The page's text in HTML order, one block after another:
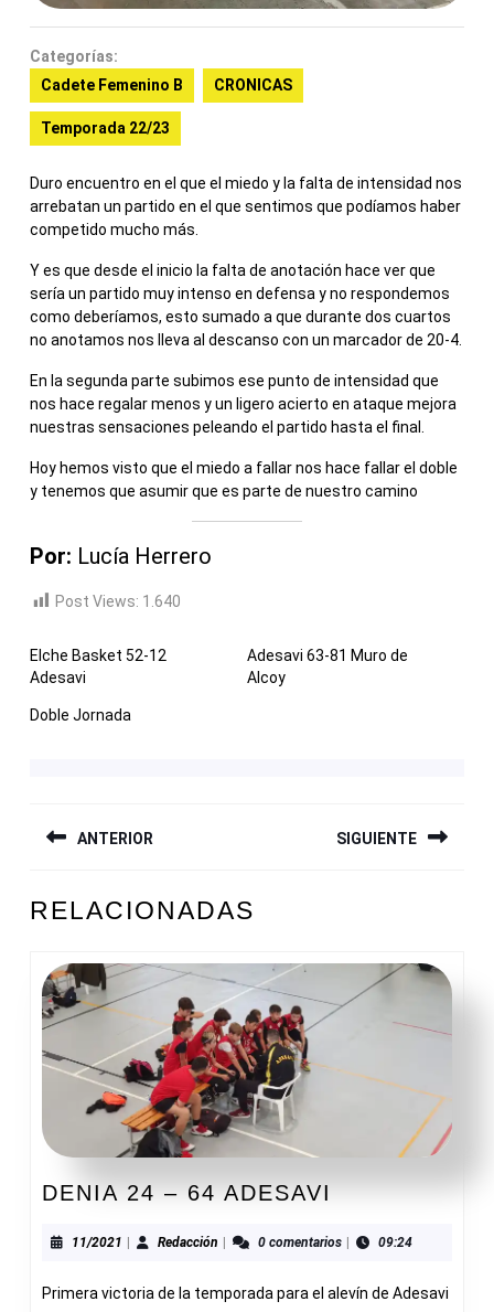
Categorías:
Cadete Femenino B
CRONICAS
Temporada 22/23
Duro encuentro en el que el miedo y la falta de intensidad nos
arrebatan un partido en el que sentimos que podíamos haber
competido mucho más.
Y es que desde el inicio la falta de anotación hace ver que
sería un partido muy intenso en defensa y no respondemos
como deberíamos, esto sumado a que durante dos cuartos
no anotamos nos lleva al descanso con un marcador de 20-4.
En la segunda parte subimos ese punto de intensidad que
nos hace regalar menos y un ligero acierto en ataque mejora
nuestras sensaciones peleando el partido hasta el final.
Hoy hemos visto que el miedo a fallar nos hace fallar el doble
y tenemos que asumir que es parte de nuestro camino
Por: Lucía Herrero
Post Views: 1.640
Elche Basket 52-12
Adesavi
Adesavi 63-81 Muro de
Alcoy
Doble Jornada
DE
ANTERIOR
anterior:
SIGUIENTE
entrada:
RELACIONADAS
DENIA 24 – 64 ADESAVI
–
ADESAVI
11/2021 11/2021Redacción Redacción0 comentarios 09:24
Primera victoria de la temporada para el alevín de Adesavi